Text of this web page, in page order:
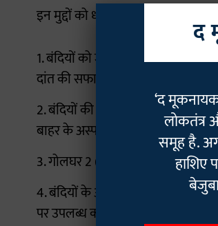
इन मुद्दों को ध्यान में रखते हुए कैदियों ने
1. बंदियों को जेल मैन्युअल की डाइट के
दांत की सफाई के लिए दातुन या टूथपेस्ट
2. बंदियों की समुचित इलाज की
बाहर के अस्पतालों में यथाशीघ्र ले
3. गोलघर 2 (हाई सिक्यूरिटी सेल) के
4. बंदियों के अपने परिजनों,वकीलों एवं
पर उपलब्ध कराया जाए।
द
‘द
लोकतंत्र
समूह है.
हाशिए